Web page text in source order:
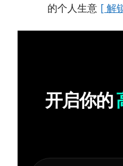
的个人生意 [ 解
开启你的